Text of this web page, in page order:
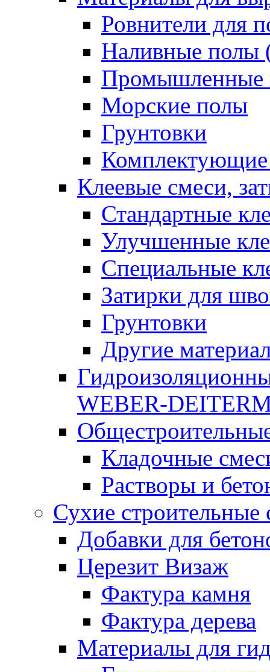
Ровнители для
Наливные полы
Промышленные
Морские полы
Грунтовки
Клеевые смеси,
Стандартные
Улучшенные
Специальные
Затирки для
Грунтовки
Другие
WEBER-
Кладочные
Растворы и
Сухие строительные
Добавки для
Церезит Визаж
Фактура камня
Фактура дерева
Материалы для